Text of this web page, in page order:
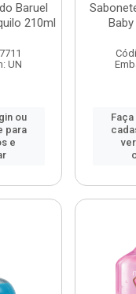
Baruel
210ml
UN
ou
para
e